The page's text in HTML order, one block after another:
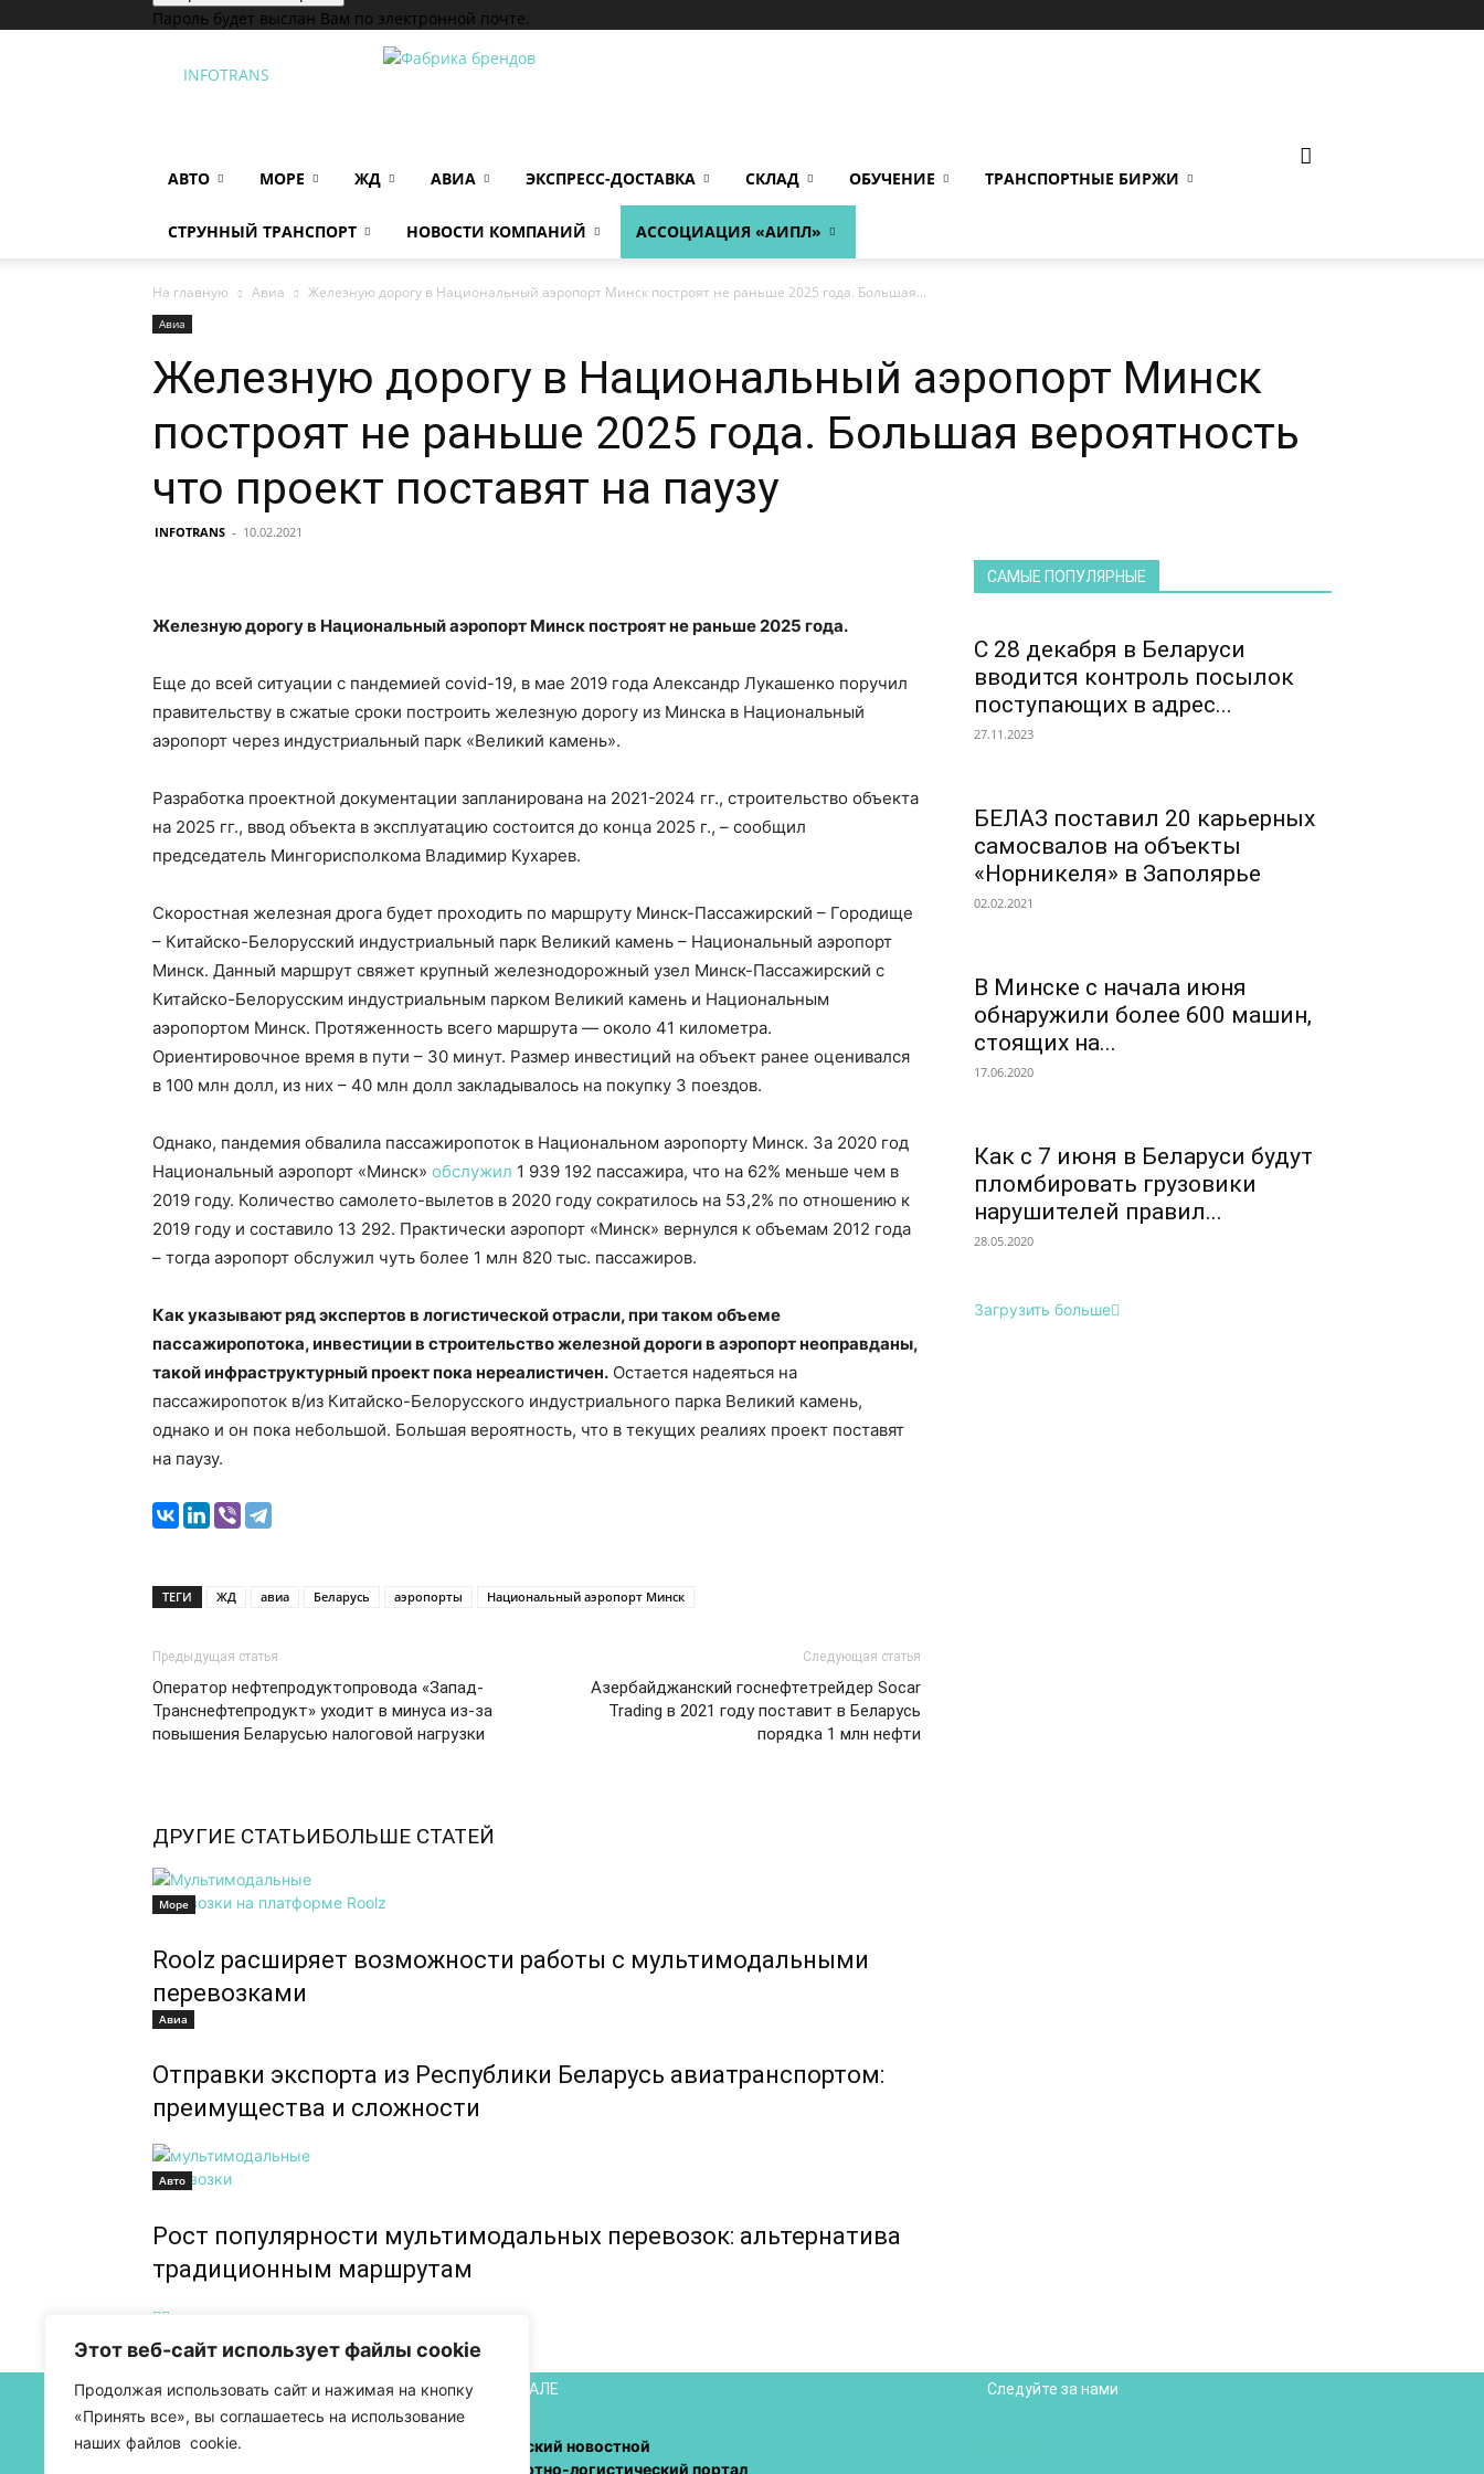
Этот веб-сайт использует файлы cookie
Продолжая использовать сайт и нажимая на кнопку
«Принять все», вы соглашаетесь на использование
наших файлов cookie.
Пароль будет выслан Вам по электронной почте.
INFOTRANS
АВТО МОРЕ ЖД АВИА ЭКСПРЕСС-ДОСТАВКА СКЛАД ОБУЧЕНИЕ ТРАНСПОРТНЫЕ БИРЖИ
СТРУННЫЙ ТРАНСПОРТ НОВОСТИ КОМПАНИЙ АССОЦИАЦИЯ «АИПЛ»
На главную Авиа Железную дорогу в Национальный аэропорт Минск построят не раньше 2025 года. Большая...
Авиа
Железную дорогу в Национальный аэропорт Минск
построят не раньше 2025 года. Большая вероятность
что проект поставят на паузу
INFOTRANS - 10.02.2021
Железную дорогу в Национальный аэропорт Минск построят не раньше 2025 года.
Еще до всей ситуации с пандемией covid-19, в мае 2019 года Александр Лукашенко поручил
правительству в сжатые сроки построить железную дорогу из Минска в Национальный
аэропорт через индустриальный парк «Великий камень».
Разработка проектной документации запланирована на 2021-2024 гг., строительство объекта
на 2025 гг., ввод объекта в эксплуатацию состоится до конца 2025 г., – сообщил
председатель Мингорисполкома Владимир Кухарев.
Скоростная железная дрога будет проходить по маршруту Минск-Пассажирский – Городище
– Китайско-Белорусский индустриальный парк Великий камень – Национальный аэропорт
Минск. Данный маршрут свяжет крупный железнодорожный узел Минск-Пассажирский с
Китайско-Белорусским индустриальным парком Великий камень и Национальным
аэропортом Минск. Протяженность всего маршрута — около 41 километра.
Ориентировочное время в пути – 30 минут. Размер инвестиций на объект ранее оценивался
в 100 млн долл, из них – 40 млн долл закладывалось на покупку 3 поездов.
Однако, пандемия обвалила пассажиропоток в Национальном аэропорту Минск. За 2020 год
Национальный аэропорт «Минск» обслужил 1 939 192 пассажира, что на 62% меньше чем в
2019 году. Количество самолето-вылетов в 2020 году сократилось на 53,2% по отношению к
2019 году и составило 13 292. Практически аэропорт «Минск» вернулся к объемам 2012 года
– тогда аэропорт обслужил чуть более 1 млн 820 тыс. пассажиров.
Как указывают ряд экспертов в логистической отрасли, при таком объеме
пассажиропотока, инвестиции в строительство железной дороги в аэропорт неоправданы,
такой инфраструктурный проект пока нереалистичен. Остается надеяться на
пассажиропоток в/из Китайско-Белорусского индустриального парка Великий камень,
однако и он пока небольшой. Большая вероятность, что в текущих реалиях проект поставят
на паузу.
ТЕГИ ЖД авиа Беларусь аэропорты Национальный аэропорт Минск
Предыдущая статья
Оператор нефтепродуктопровода «Запад-
Транснефтепродукт» уходит в минуса из-за
повышения Беларусью налоговой нагрузки
Следующая статья
Азербайджанский госнефтетрейдер Socar
Trading в 2021 году поставит в Беларусь
порядка 1 млн нефти
ДРУГИЕ СТАТЬИБОЛЬШЕ СТАТЕЙ
Море
Roolz расширяет возможности работы с мультимодальными
перевозками
Авиа
Отправки экспорта из Республики Беларусь авиатранспортом:
преимущества и сложности
Авто
Рост популярности мультимодальных перевозок: альтернатива
традиционным маршрутам
САМЫЕ ПОПУЛЯРНЫЕ
С 28 декабря в Беларуси
вводится контроль посылок
поступающих в адрес...
27.11.2023
БЕЛАЗ поставил 20 карьерных
самосвалов на объекты
«Норникеля» в Заполярье
02.02.2021
В Минске с начала июня
обнаружили более 600 машин,
стоящих на...
17.06.2020
Как с 7 июня в Беларуси будут
пломбировать грузовики
нарушителей правил...
28.05.2020
Загрузить больше
О ПОРТАЛЕ
Белорусский новостной
транспортно-логистический портал
Следуйте за нами